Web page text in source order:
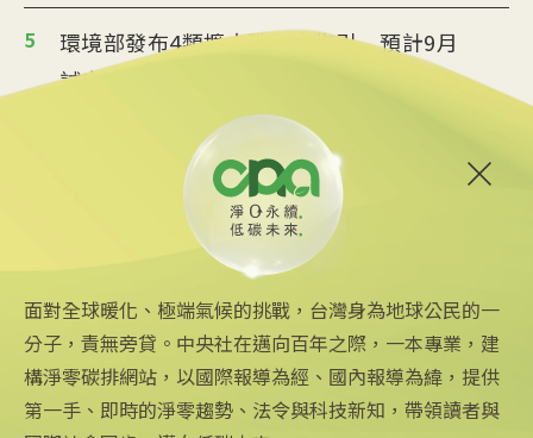
5
環境部發布4類擴大碳盤查指引 預計9月
試申報
英格蘭中北部CCS計畫啟動 英政
2025/07/07 17:10
面對全球暖化、極端氣候的挑戰，台灣身為地球公民的一
分子，責無旁貸。中央社在邁向百年之際，一本專業，建
構淨零碳排網站，以國際報導為經、國內報導為緯，提供
第一手、即時的淨零趨勢、法令與科技新知，帶領讀者與